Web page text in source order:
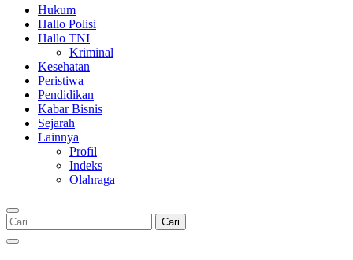
Hukum
Hallo Polisi
Hallo TNI
Kriminal
Kesehatan
Peristiwa
Pendidikan
Kabar Bisnis
Sejarah
Lainnya
Profil
Indeks
Olahraga
Cari
untuk: